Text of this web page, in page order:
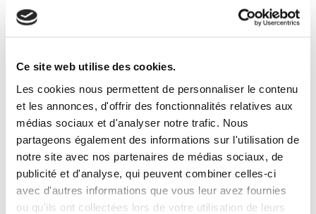
Ce site web utilise des cookies.
Les cookies nous permettent de personnaliser le contenu
et les annonces, d'offrir des fonctionnalités relatives aux
médias sociaux et d'analyser notre trafic. Nous
partageons également des informations sur l'utilisation de
notre site avec nos partenaires de médias sociaux, de
publicité et d'analyse, qui peuvent combiner celles-ci
avec d'autres informations que vous leur avez fournies
ou qu'ils ont collectées lors de votre utilisation de leurs
laphotoprod@gmail.com
Tel: 0609853333
Horaires et disponibilités téléphoniques:
du lundi au samedi
de 9h à 19h
Disponibilités horaires en prestation:
24/24 7j/7j
Studio:
Sur rendez-vous uniquement